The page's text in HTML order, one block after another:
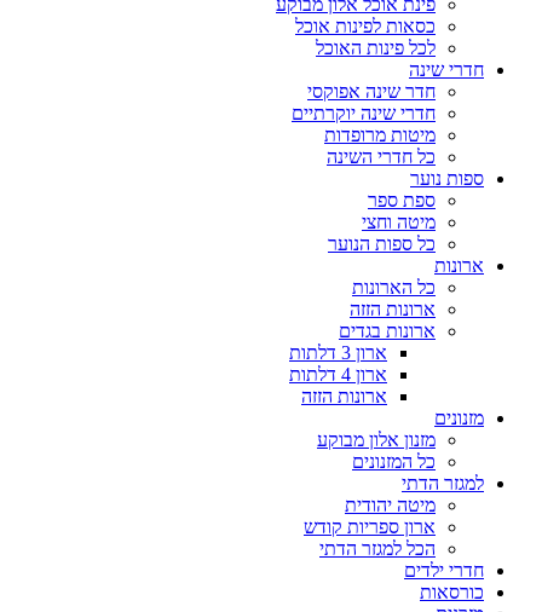
כסאות לפינות אוכל
לכל פינות האוכל
חדרי שינה
חדר שינה אפוקסי
חדרי שינה יוקרתיים
מיטות מרופדות
כל חדרי השינה
ספות נוער
ספת ספר
מיטה וחצי
כל ספות הנוער
ארונות
כל הארונות
ארונות הזזה
ארונות בגדים
ארון 3 דלתות
ארון 4 דלתות
ארונות הזזה
מזנונים
מזנון אלון מבוקע
כל המזנונים
למגזר הדתי
מיטה יהודית
ארון ספריות קודש
הכל למגזר הדתי
חדרי ילדים
כורסאות